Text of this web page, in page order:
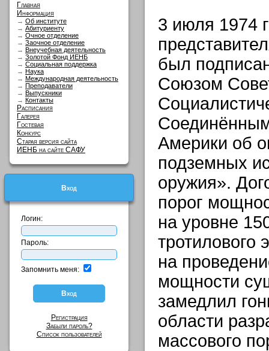
Главная
Информация
→ Об институте
→ Абитуриенту
→ Очное отделение
→ Заочное отделение
→ Внеучебная деятельность
→ Золотой Фонд ИЕНБ
→ Социальная поддержка
→ Наука
→ Международная деятельность
→ Преподаватели
→ Выпускники
→ Контакты
Расписания
Галерея
Гостевая
Конкурс
Старая версия сайта
ИЕНБ на сайте САФУ
Вход
Логин:
Пароль:
Запомнить меня:
Регистрация
Забыли пароль?
Список пользователей
3 июля 1974
был
Союзом
Америки об
подземных
оружия».
порог
на уровне
тротилового
на
мощности
замедлил
области
массового